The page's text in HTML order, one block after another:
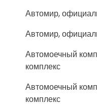
Автомир,
Автомир,
Автомоечный
комплекс
Автомоечный
комплекс